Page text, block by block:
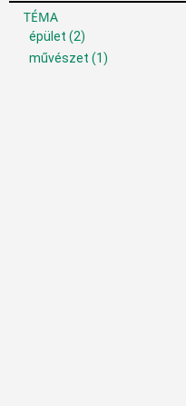
TÉMA
épület (2)
művészet (1)